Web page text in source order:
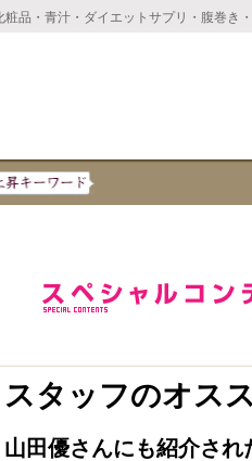
粧品・青汁・ダイエットサプリ・腹巻き
スタッフのオス
山田優さんにも紹介さ